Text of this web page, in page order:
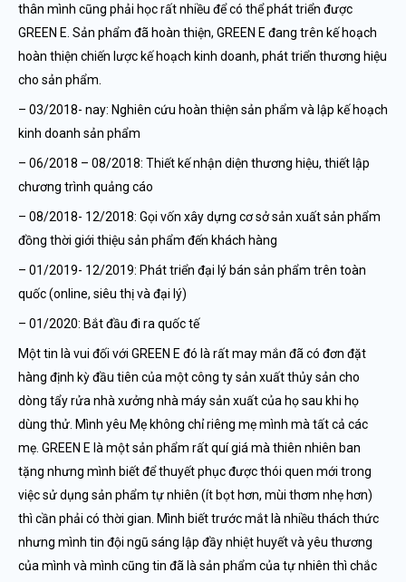
thân mình cũng phải học rất nhiều để có thể phát triển được
GREEN E. Sản phẩm đã hoàn thiện, GREEN E đang trên kế hoạch
hoàn thiện chiến lược kế hoạch kinh doanh, phát triển thương hiệu
cho sản phẩm.
– 03/2018- nay: Nghiên cứu hoàn thiện sản phẩm và lập kế hoạch
kinh doanh sản phẩm
– 06/2018 – 08/2018: Thiết kế nhận diện thương hiệu, thiết lập
chương trình quảng cáo
– 08/2018- 12/2018: Gọi vốn xây dựng cơ sở sản xuất sản phẩm
đồng thời giới thiệu sản phẩm đến khách hàng
– 01/2019- 12/2019: Phát triển đại lý bán sản phẩm trên toàn
quốc (online, siêu thị và đại lý)
– 01/2020: Bắt đầu đi ra quốc tế
Một tin là vui đối với GREEN E đó là rất may mắn đã có đơn đặt
hàng định kỳ đầu tiên của một công ty sản xuất thủy sản cho
dòng tẩy rửa nhà xưởng nhà máy sản xuất của họ sau khi họ
dùng thử. Mình yêu Mẹ không chỉ riêng mẹ mình mà tất cả các
mẹ. GREEN E là một sản phẩm rất quí giá mà thiên nhiên ban
tặng nhưng mình biết để thuyết phục được thói quen mới trong
việc sử dụng sản phẩm tự nhiên (ít bọt hơn, mùi thơm nhẹ hơn)
thì cần phải có thời gian. Mình biết trước mắt là nhiều thách thức
nhưng mình tin đội ngũ sáng lập đầy nhiệt huyết và yêu thương
của mình và mình cũng tin đã là sản phẩm của tự nhiên thì chắc